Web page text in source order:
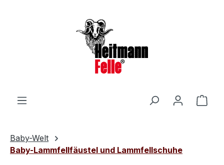
Baby-Welt
Baby-Lammfellfäustel und Lammfellschuhe